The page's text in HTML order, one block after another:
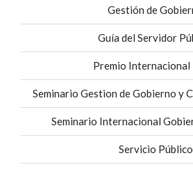
Gestión de
Guía del Servidor
Premio Internacional
Seminario Gestion de Gobierno y
Seminario Internacional
Servicio Público